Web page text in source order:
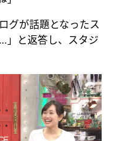
グが話題となったス
」と返答し、スタジ